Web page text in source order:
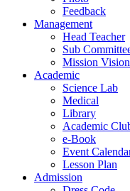
Feedback
Management
Head Teacher
Sub
Mission Vision
Academic
Science Lab
Medical
Library
Academic
e-Book
Event
Lesson Plan
Admission